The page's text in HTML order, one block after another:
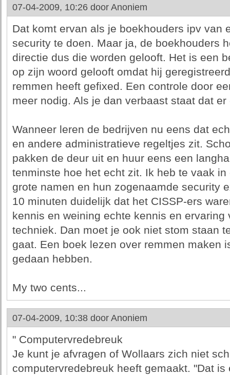
07-04-2009, 10:26 door Anoniem
Dat komt ervan als je boekhouders ipv van
security te doen. Maar ja, de boekhouders
directie dus die worden gelooft. Het is een
op zijn woord gelooft omdat hij
remmen heeft gefixed. Een controle door
meer nodig. Als je dan verbaast staat dat
Wanneer leren de bedrijven nu eens dat
en andere administratieve regeltjes zit.
pakken de deur uit en huur eens een
tenminste hoe het echt zit. Ik heb te vaak
grote namen en hun zogenaamde security
10 minuten duidelijk dat het CISSP-ers
kennis en weining echte kennis en ervaring
techniek. Dan moet je ook niet stom staan
gaat. Een boek lezen over remmen maken
gedaan hebben.
My two cents...
07-04-2009, 10:38 door Anoniem
" Computervredebreuk
Je kunt je afvragen of Wollaars zich niet
computervredebreuk heeft gemaakt. "Dat